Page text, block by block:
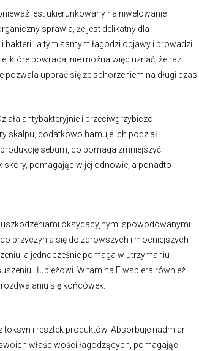
jest ukierunkowany na niwelowanie
sprawia, że jest delikatny dla
a tym samym łagodzi objawy i prowadzi
które powraca, nie można więc uznać, że raz
uporać się ze schorzeniem na długi czas.
antybakteryjnie i przeciwgrzybiczo,
skalpu, dodatkowo hamuje ich podział i
sebum, co pomaga zmniejszyć
skóry, pomagając w jej odnowie, a ponadto
oksydacyjnymi spowodowanymi
przyczynia się do zdrowszych i mocniejszych
a jednocześnie pomaga w utrzymaniu
i łupieżowi. Witamina E wspiera również
się końcówek.
toksyn i resztek produktów. Absorbuje nadmiar
właściwości łagodzących, pomagając